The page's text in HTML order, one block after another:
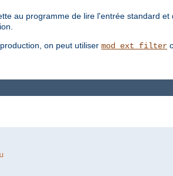
au programme de lire l'entrée standard
on peut utiliser mod_ext_filter